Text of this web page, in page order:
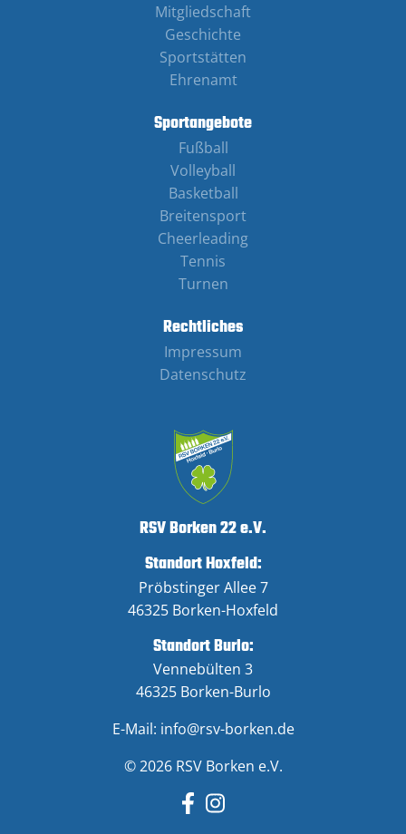
RSV Borken 22 e.V.
Standort Hoxfeld:
Pröbstinger Allee 7
46325 Borken-Hoxfeld
Standort Burlo:
Vennebülten 3
46325 Borken-Burlo
E-Mail: info@rsv-borken.de
© 2026 RSV Borken e.V.
Mitgliedschaft
Geschichte
Sportstätten
Ehrenamt
Sportangebote
Fußball
Volleyball
Basketball
Breitensport
Cheerleading
Tennis
Turnen
Rechtliches
Impressum
Datenschutz